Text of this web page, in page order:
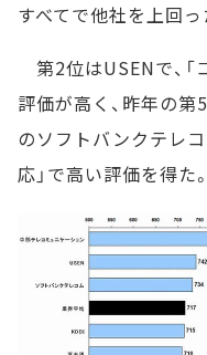
すべてで他社を上回っ
第2位はUSENで、「
評価が高く、昨年の
のソフトバンクテレコ
応」で高い評価を得た。